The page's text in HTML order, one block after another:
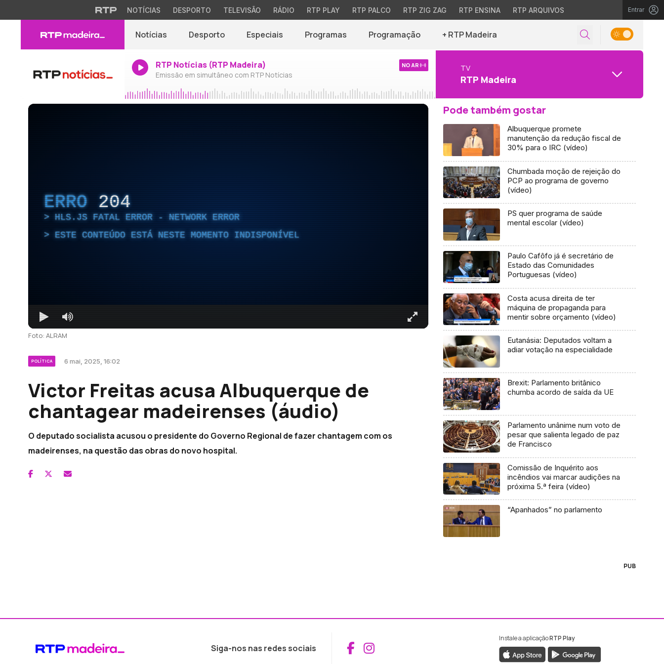
NOTÍCIAS DESPORTO TELEVISÃO RÁDIO RTP PLAY RTP PALCO RTP ZIG ZAG RTP ENSINA RTP ARQUIVOS Entrar
Notícias Desporto Especiais Programas Programação + RTP Madeira
RTP Notícias (RTP Madeira)
Emissão em simultâneo com RTP Notícias
NO AR TV
RTP Madeira
ERRO 204
HLS.JS FATAL ERROR - NETWORK ERROR
ESTE CONTEÚDO ESTÁ NESTE MOMENTO INDISPONÍVEL
Foto: ALRAM
POLÍTICA 6 mai, 2025, 16:02
Victor Freitas acusa Albuquerque de
chantagear madeirenses (áudio)
O deputado socialista acusou o presidente do Governo Regional de fazer chantagem com os
madeirenses, na questão das obras do novo hospital.
Pode também gostar
Albuquerque promete
manutenção da redução fiscal de
30% para o IRC (vídeo)
Chumbada moção de rejeição do
PCP ao programa de governo
(vídeo)
PS quer programa de saúde
mental escolar (vídeo)
Paulo Cafôfo já é secretário de
Estado das Comunidades
Portuguesas (vídeo)
Costa acusa direita de ter
máquina de propaganda para
mentir sobre orçamento (vídeo)
Eutanásia: Deputados voltam a
adiar votação na especialidade
Brexit: Parlamento britânico
chumba acordo de saída da UE
Parlamento unânime num voto de
pesar que salienta legado de paz
de Francisco
Comissão de Inquérito aos
incêndios vai marcar audições na
próxima 5.ª feira (vídeo)
“Apanhados” no parlamento
PUB
Siga-nos nas redes sociais Aceder ao Facebook da RTP Madeira
Aceder ao Instagram da RTP Madeira
Instale a aplicaçãoRTP Play